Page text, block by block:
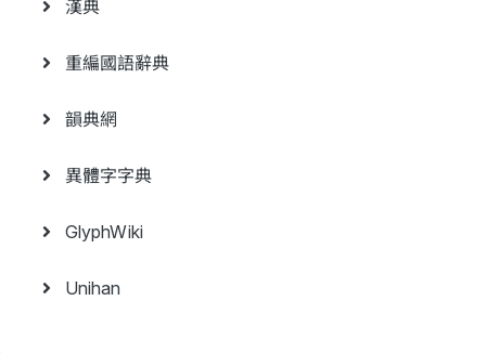
漢典
重編國語辭典
韻典網
異體字字典
GlyphWiki
Unihan